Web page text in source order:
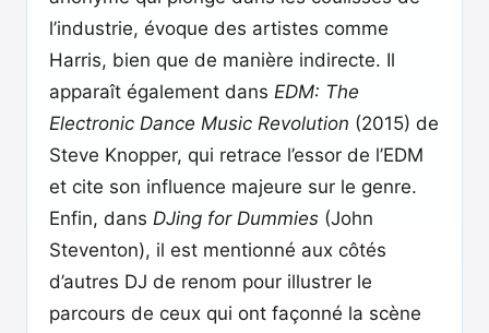
l’industrie, évoque des artistes comme
Harris, bien que de manière indirecte. Il
apparaît également dans EDM: The
Electronic Dance Music Revolution (2015) de
Steve Knopper, qui retrace l’essor de l’EDM
et cite son influence majeure sur le genre.
Enfin, dans DJing for Dummies (John
Steventon), il est mentionné aux côtés
d’autres DJ de renom pour illustrer le
parcours de ceux qui ont façonné la scène